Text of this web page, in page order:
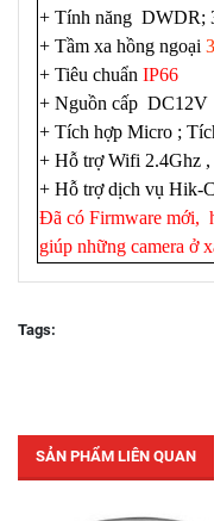
+ Tính năng DWDR;
+ Tầm xa hồng ngoại
+ Tiêu chuẩn IP66
+ Nguồn cấp DC12V
+ Tích hợp Micro ;
+ Hỗ trợ Wifi 2.4Ghz ,
+ Hỗ trợ dịch vụ Hik-
Đã có Firmware mới,
giúp những camera ở
Tags:
SẢN PHẨM LIÊN QUAN